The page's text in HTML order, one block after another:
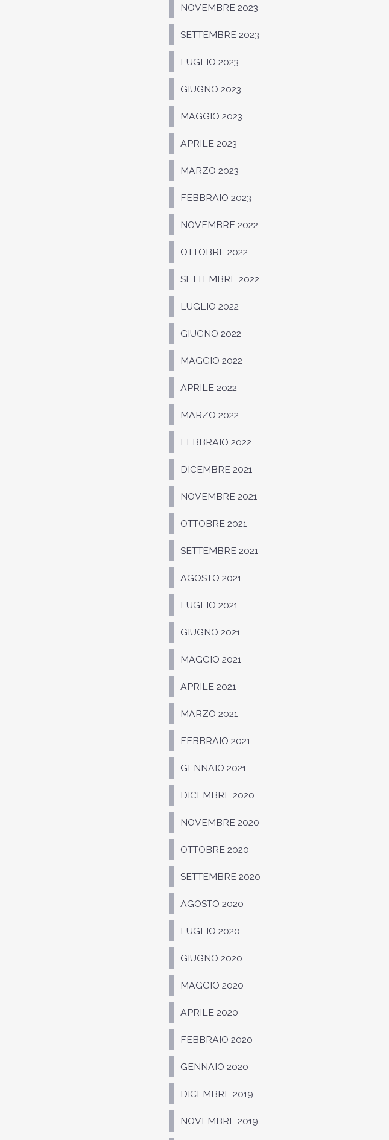
NOVEMBRE 2023
SETTEMBRE 2023
LUGLIO 2023
GIUGNO 2023
MAGGIO 2023
APRILE 2023
MARZO 2023
FEBBRAIO 2023
NOVEMBRE 2022
OTTOBRE 2022
SETTEMBRE 2022
LUGLIO 2022
GIUGNO 2022
MAGGIO 2022
APRILE 2022
MARZO 2022
FEBBRAIO 2022
DICEMBRE 2021
NOVEMBRE 2021
OTTOBRE 2021
SETTEMBRE 2021
AGOSTO 2021
LUGLIO 2021
GIUGNO 2021
MAGGIO 2021
APRILE 2021
MARZO 2021
FEBBRAIO 2021
GENNAIO 2021
DICEMBRE 2020
NOVEMBRE 2020
OTTOBRE 2020
SETTEMBRE 2020
AGOSTO 2020
LUGLIO 2020
GIUGNO 2020
MAGGIO 2020
APRILE 2020
FEBBRAIO 2020
GENNAIO 2020
DICEMBRE 2019
NOVEMBRE 2019